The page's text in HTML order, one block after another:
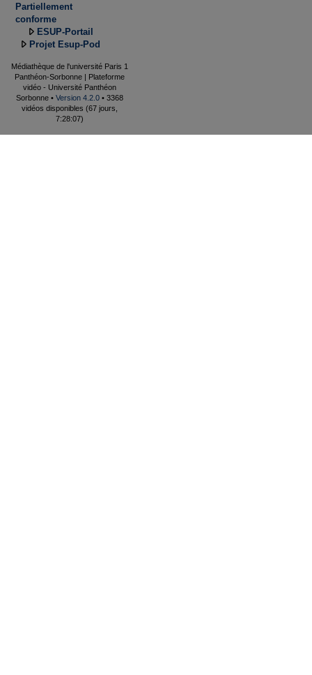
Partiellement
conforme
ESUP-Portail
Projet Esup-Pod
Médiathèque de l'université Paris 1
Panthéon-Sorbonne | Plateforme
vidéo - Université Panthéon
Sorbonne • Version 4.2.0 • 3368
vidéos disponibles (67 jours,
7:28:07)